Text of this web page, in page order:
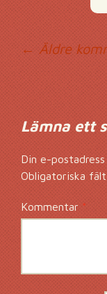
← Äldre
Lämna ett
Din e-
Obligatoriska
Kommentar*